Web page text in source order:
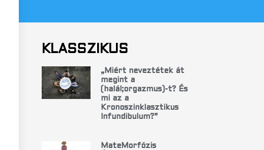
KLASSZIKUS
„Miért neveztétek át
megint a
(halál;orgazmus)-t? És
mi az a
Kronoszinklasztikus
Infundibulum?”
MateMorfózis